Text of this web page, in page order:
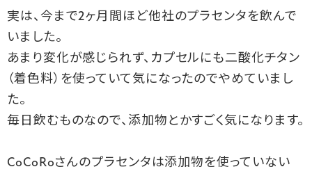
実は、今まで2ヶ月間ほど他社のプラセンタを飲んで
いました。
あまり変化が感じられず、カプセルにも二酸化チタン
（着色料）を使っていて気になったのでやめていまし
た。
毎日飲むものなので、添加物とかすごく気になります。
CoCoRoさんのプラセンタは添加物を使っていない